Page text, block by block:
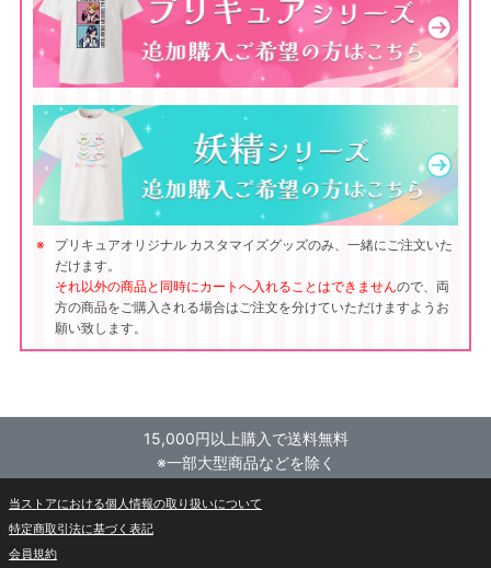
プリキュアオリジナル カスタマイズグッズのみ、一緒にご注文いた
だけます。
それ以外の商品と同時にカートへ入れることはできませんので、両
方の商品をご購入される場合はご注文を分けていただけますようお
願い致します。
15,000円以上購入で送料無料
※一部大型商品などを除く
当ストアにおける個人情報の取り扱いについて
特定商取引法に基づく表記
会員規約